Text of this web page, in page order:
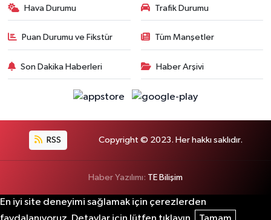
Hava Durumu Trafik Durumu
Puan Durumu ve Fikstür Tüm Manşetler
Son Dakika Haberleri Haber Arşivi
RSS Copyright © 2023. Her hakkı saklıdır.
Haber Yazılımı: TE Bilişim
En iyi site deneyimi sağlamak için çerezlerden